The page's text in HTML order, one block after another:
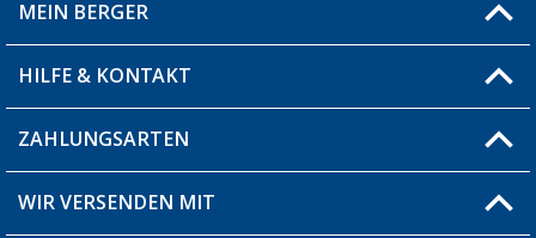
Filiale finden
MEIN BERGER
Blog
Produkttester
Über uns
HILFE & KONTAKT
Fragen & Antworten / FAQ
Versandinformationen
ZAHLUNGSARTEN
WIR VERSENDEN MIT